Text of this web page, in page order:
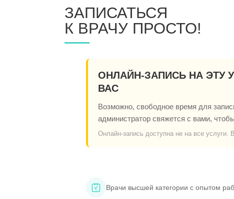
ЗАПИСАТЬСЯ
К ВРАЧУ ПРОСТО!
ОНЛАЙН-ЗАПИСЬ НА ЭТУ
ВАС
Возможно, свободное время для
администратор свяжется с вами,
Онлайн-запись доступна не на все услуги.
Врачи высшей категории с опытом